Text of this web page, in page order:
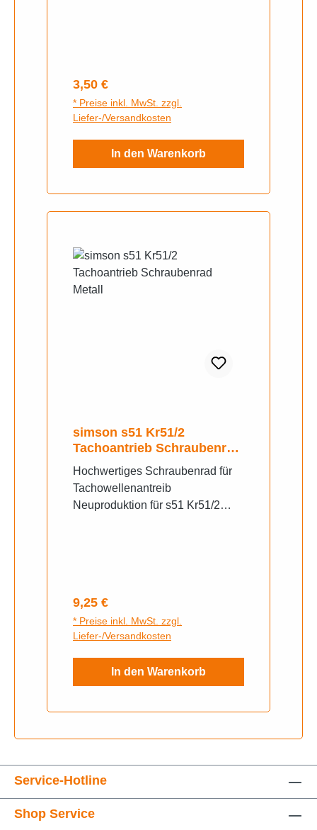
Regulärer Preis:
3,50 €
* Preise inkl. MwSt. zzgl.
Liefer-/Versandkosten
In den Warenkorb
simson s51 Kr51/2
Tachoantrieb Schraubenrad
Metall
Hochwertiges Schraubenrad für
Tachowellenantreib
Neuproduktion für s51 Kr51/2
Regulärer Preis:
9,25 €
* Preise inkl. MwSt. zzgl.
Liefer-/Versandkosten
In den Warenkorb
Service-Hotline
Shop Service